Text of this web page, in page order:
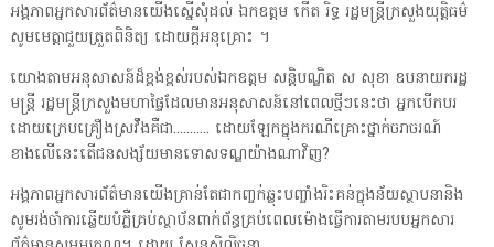
អង្គភាពអ្នកសារព័ត៌មានយើងស្នើសុំដល់ ឯកឧត្តម កើត រិទ្ធ រដ្ឋមន្ត្រីក្រសួងយុត្តិធម៌
សូមមេត្តាជួយត្រួតពិនិត្យ ដោយក្តីអនុគ្រោះ ។
យោងតាមអនុសាសន៍ដ៏ខ្ពង់ខ្ពស់របស់ឯកឧត្តម សន្តិបណ្ឌិត ស សុខា ឧបនាយករដ្ឋ
មន្ត្រី រដ្ឋមន្ត្រីក្រសួងមហាផ្ទៃដែលមានអនុសាសន៍នៅពេលថ្មីៗនេះថា អ្នកបើកបរ
ដោយក្រេបគ្រឿងស្រវឹងគឺជា........... ដោយឡែកក្នុងករណីគ្រោះថ្នាក់ចរាចរណ៍
ខាងលើនេះតើជនសង្ស័យមានទោសទណ្ឌយ៉ាងណាវិញ?
អង្គភាពអ្នកសារព័ត៌មានយើងគ្រាន់តែជាកញ្ចក់ឆ្លុះបញ្ចាំងរិះគន់ក្នុងន័យស្ថាបនានិង
សូមរង់ចាំការឆ្លើយបំភ្លឺគ្រប់ស្ថាប័នពាក់ព័ន្ធគ្រប់ពេលម៉ោងធ្វើការតាមរបបអ្នកសារ